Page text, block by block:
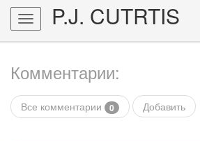
Toggle
navigation
P.J. CUTRTIS
Комментарии:
Все комментарии 0 Добавить